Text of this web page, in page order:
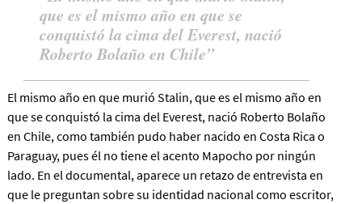
que es el mismo año en que se
conquistó la cima del Everest, nació
Roberto Bolaño en Chile
El mismo año en que murió Stalin, que es el mismo año en
que se conquistó la cima del Everest, nació Roberto Bolaño
en Chile, como también pudo haber nacido en Costa Rica o
Paraguay, pues él no tiene el acento Mapocho por ningún
lado. En el documental, aparece un retazo de entrevista en
que le preguntan sobre su identidad nacional como escritor,